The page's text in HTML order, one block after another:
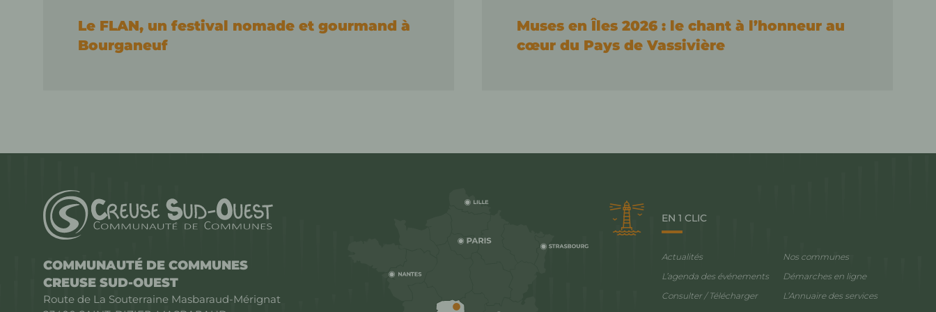
Le FLAN, un festival nomade et gourmand à
Bourganeuf
Muses en Îles 2026 : le chant à l’honneur au
cœur du Pays de Vassivière
COMMUNAUTÉ DE COMMUNES
CREUSE SUD-OUEST
Route de La Souterraine Masbaraud-Mérignat
EN 1 CLIC
Actualités
L’agenda des événements
Consulter / Télécharger
Nos communes
Démarches en ligne
L’Annuaire des services